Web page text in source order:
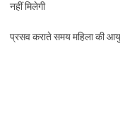
नहीं मिलेगी
प्रसव कराते समय महिला की आयु